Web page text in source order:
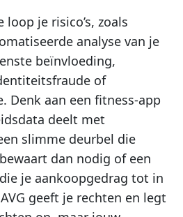
je risico’s, zoals
analyse van je
beïnvloeding,
of
Denk aan een fitness-app
deelt met
slimme deurbel die
dan nodig of een
je aankoopgedrag tot in
geeft je rechten en legt